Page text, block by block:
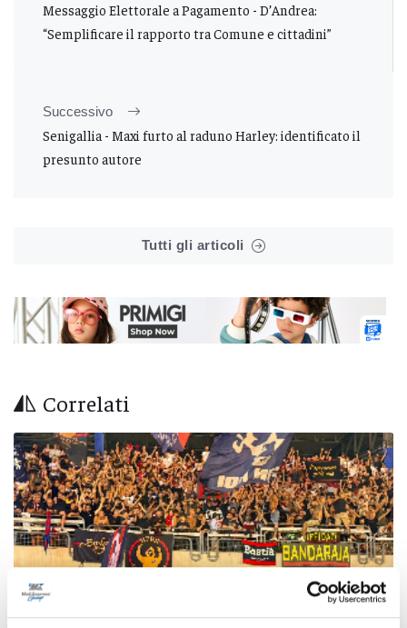
Messaggio Elettorale a Pagamento - D’Andrea:
“Semplificare il rapporto tra Comune e cittadini”
Successivo
Senigallia - Maxi furto al raduno Harley: identificato il
presunto autore
Tutti gli articoli
Correlati